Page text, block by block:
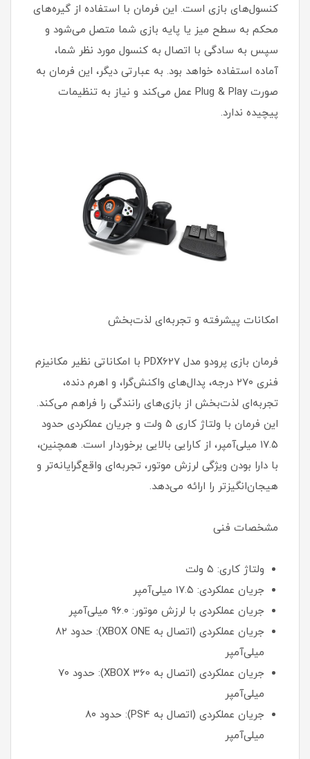
کنسول‌های بازی است. این فرمان با استفاده از گیره‌های
محکم به سطح میز یا پایه بازی شما متصل می‌شود و
سپس به سادگی با اتصال به کنسول مورد نظر شما،
آماده استفاده خواهد بود. به عبارتی دیگر، این فرمان به
صورت Plug & Play عمل می‌کند و نیاز به تنظیمات
پیچیده ندارد.
امکانات پیشرفته و تجربه‌ای لذت‌بخش
فرمان بازی پرودو مدل PDX627 با امکاناتی نظیر مکانیزم
فنری ۲۷۰ درجه، پدال‌های واکنش‌گرا، و اهرم دنده،
تجربه‌ای لذت‌بخش از بازی‌های رانندگی را فراهم می‌کند.
این فرمان با ولتاژ کاری ۵ ولت و جریان عملکردی حدود
۱۷.۵ میلی‌آمپر، از کارایی بالایی برخوردار است. همچنین،
با دارا بودن ویژگی لرزش موتور، تجربه‌ای واقع‌گرایانه‌تر و
هیجان‌انگیزتر را ارائه می‌دهد.
مشخصات فنی
ولتاژ کاری: ۵ ولت
جریان عملکردی: ۱۷.۵ میلی‌آمپر
جریان عملکردی با لرزش موتور: ۹۶.۰ میلی‌آمپر
جریان عملکردی (اتصال به XBOX ONE): حدود ۸۲
میلی‌آمپر
جریان عملکردی (اتصال به XBOX 360): حدود ۷۰
میلی‌آمپر
جریان عملکردی (اتصال به PS4): حدود ۸۰
میلی‌آمپر